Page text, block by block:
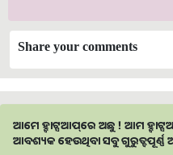
Share your comments
ଆମେ ହ୍ବାଟ୍ସଆପ୍‌ରେ ଅଛୁ ! ଆମ
ଆବଶ୍ୟକ ହେଉଥିବା ସବୁ ଗୁରୁତ୍ବପୂର୍ଣ୍ଣ